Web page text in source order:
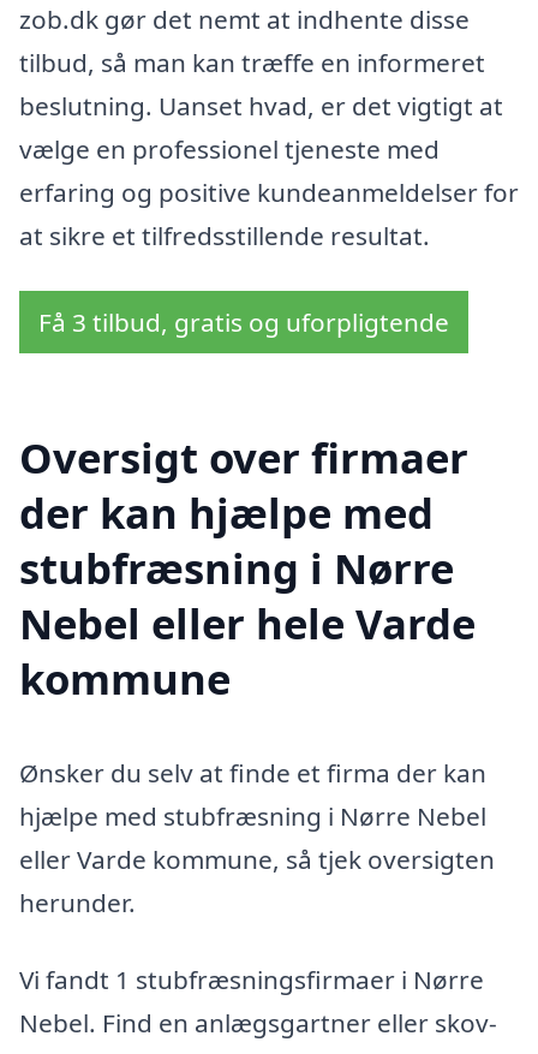
zob.dk gør det nemt at indhente disse
tilbud, så man kan træffe en informeret
beslutning. Uanset hvad, er det vigtigt at
vælge en professionel tjeneste med
erfaring og positive kundeanmeldelser for
at sikre et tilfredsstillende resultat.
Få 3 tilbud, gratis og uforpligtende
Oversigt over firmaer
der kan hjælpe med
stubfræsning i Nørre
Nebel eller hele Varde
kommune
Ønsker du selv at finde et firma der kan
hjælpe med stubfræsning i Nørre Nebel
eller Varde kommune, så tjek oversigten
herunder.
Vi fandt 1 stubfræsningsfirmaer i Nørre
Nebel. Find en anlægsgartner eller skov-